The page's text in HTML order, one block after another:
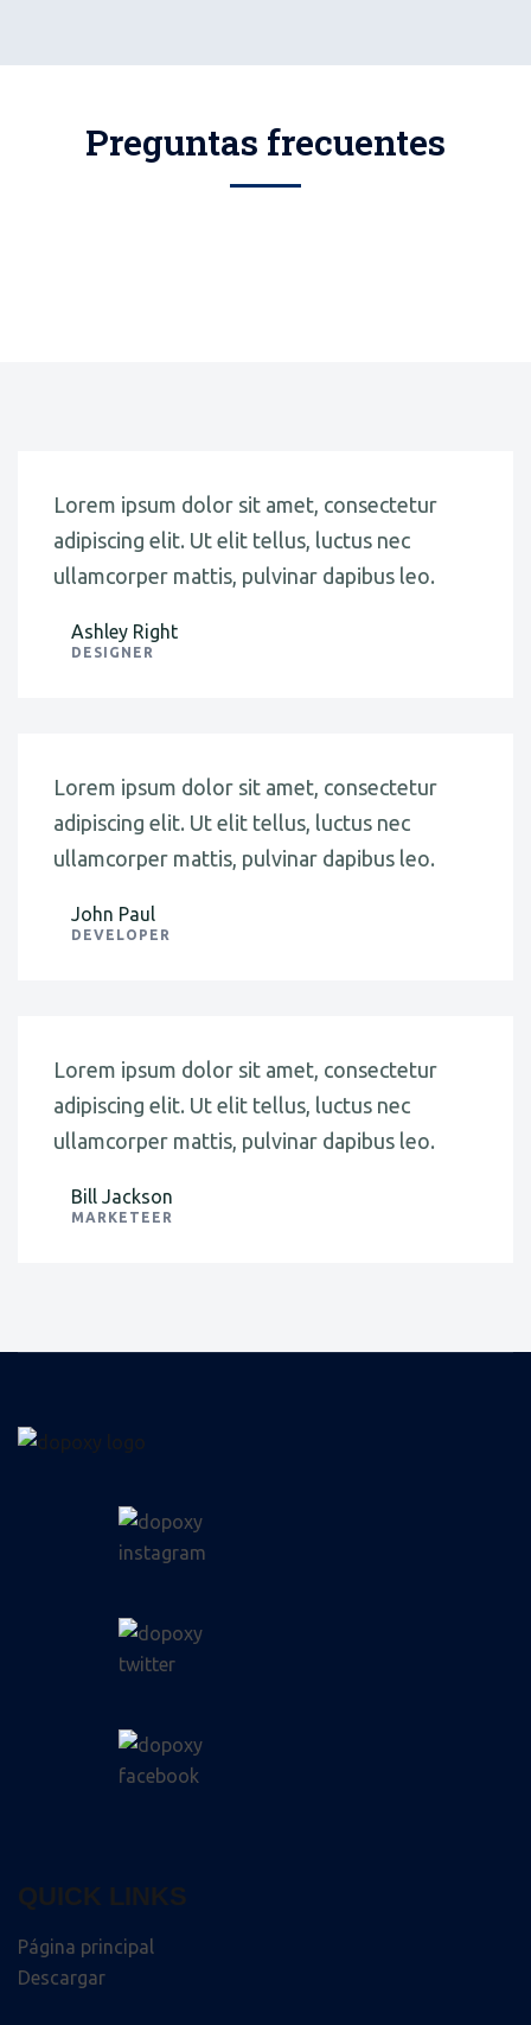
Preguntas frecuentes
Lorem ipsum dolor sit amet, consectetur
adipiscing elit. Ut elit tellus, luctus nec
ullamcorper mattis, pulvinar dapibus leo.
Ashley Right
DESIGNER
Lorem ipsum dolor sit amet, consectetur
adipiscing elit. Ut elit tellus, luctus nec
ullamcorper mattis, pulvinar dapibus leo.
John Paul
DEVELOPER
Lorem ipsum dolor sit amet, consectetur
adipiscing elit. Ut elit tellus, luctus nec
ullamcorper mattis, pulvinar dapibus leo.
Bill Jackson
MARKETEER
QUICK LINKS
Página principal
Descargar